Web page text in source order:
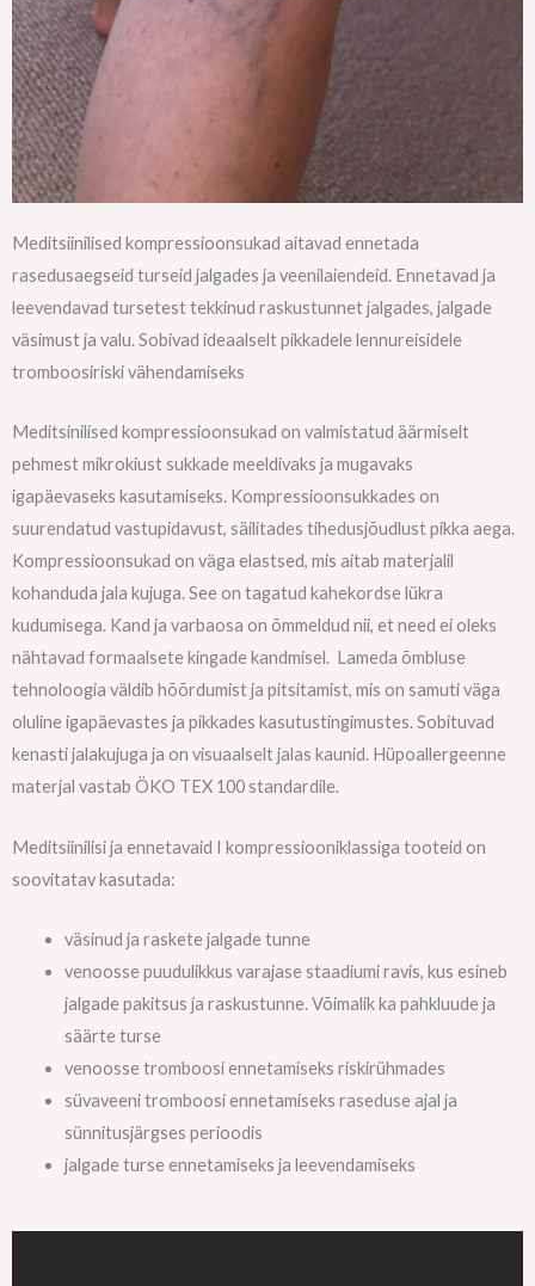
Meditsiinilised kompressioonsukad aitavad ennetada
rasedusaegseid turseid jalgades ja veenilaiendeid. Ennetavad ja
leevendavad tursetest tekkinud raskustunnet jalgades, jalgade
väsimust ja valu. Sobivad ideaalselt pikkadele lennureisidele
tromboosiriski vähendamiseks
Meditsinilised kompressioonsukad on valmistatud äärmiselt
pehmest mikrokiust sukkade meeldivaks ja mugavaks
igapäevaseks kasutamiseks. Kompressioonsukkades on
suurendatud vastupidavust, säilitades tihedusjõudlust pikka aega.
Kompressioonsukad on väga elastsed, mis aitab materjalil
kohanduda jala kujuga. See on tagatud kahekordse lükra
kudumisega. Kand ja varbaosa on õmmeldud nii, et need ei oleks
nähtavad formaalsete kingade kandmisel. Lameda õmbluse
tehnoloogia väldib hõõrdumist ja pitsitamist, mis on samuti väga
oluline igapäevastes ja pikkades kasutustingimustes. Sobituvad
kenasti jalakujuga ja on visuaalselt jalas kaunid. Hüpoallergeenne
materjal vastab ÖKO TEX 100 standardile.
Meditsiinilisi ja ennetavaid I kompressiooniklassiga tooteid on
soovitatav kasutada:
väsinud ja raskete jalgade tunne
venoosse puudulikkus varajase staadiumi ravis, kus esineb
jalgade pakitsus ja raskustunne. Võimalik ka pahkluude ja
säärte turse
venoosse tromboosi ennetamiseks riskirühmades
süvaveeni tromboosi ennetamiseks raseduse ajal ja
sünnitusjärgses perioodis
jalgade turse ennetamiseks ja leevendamiseks